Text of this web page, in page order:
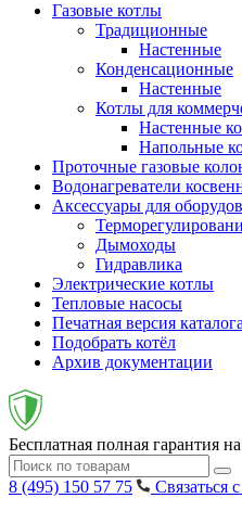
Газовые котлы
Традиционные
Настенные
Конденсационные
Настенные
Котлы для
Настенные
Напольные
Проточные газовые
Водонагреватели
Аксессуары для
Дымоходы
Гидравлика
Электрические котлы
Тепловые насосы
Печатная версия
Подобрать котёл
Архив документации
Бесплатная полная гарантия
8 (495) 150 57 75
Связаться